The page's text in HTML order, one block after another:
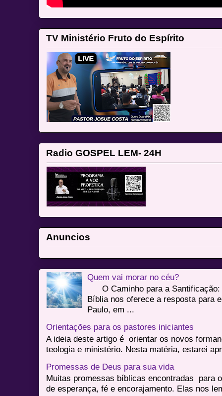
TV Ministério Fruto do Espírito
Radio GOSPEL LEM- 24H
Anuncios
Quem vai morar no céu?
O Caminho para a Santificação:
Bíblia nos oferece a resposta para
Paulo, em ...
Orientações para os pastores iniciantes
A ideia deste artigo é orientar os novos
teologia e ministério. Nesta matéria, estarei
Promessas de Deus para sua vida
Muitas promessas bíblicas encontradas para
de esperança, fé e encorajamento. Elas nos